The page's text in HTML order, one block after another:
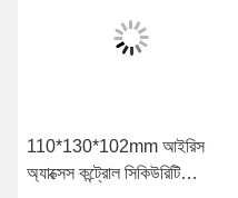
110*130*102mm আইরিস
অ্যাক্সেস কন্ট্রোল সিকিউরিটি